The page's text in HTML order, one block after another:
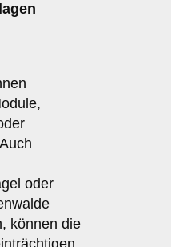
oder
können die